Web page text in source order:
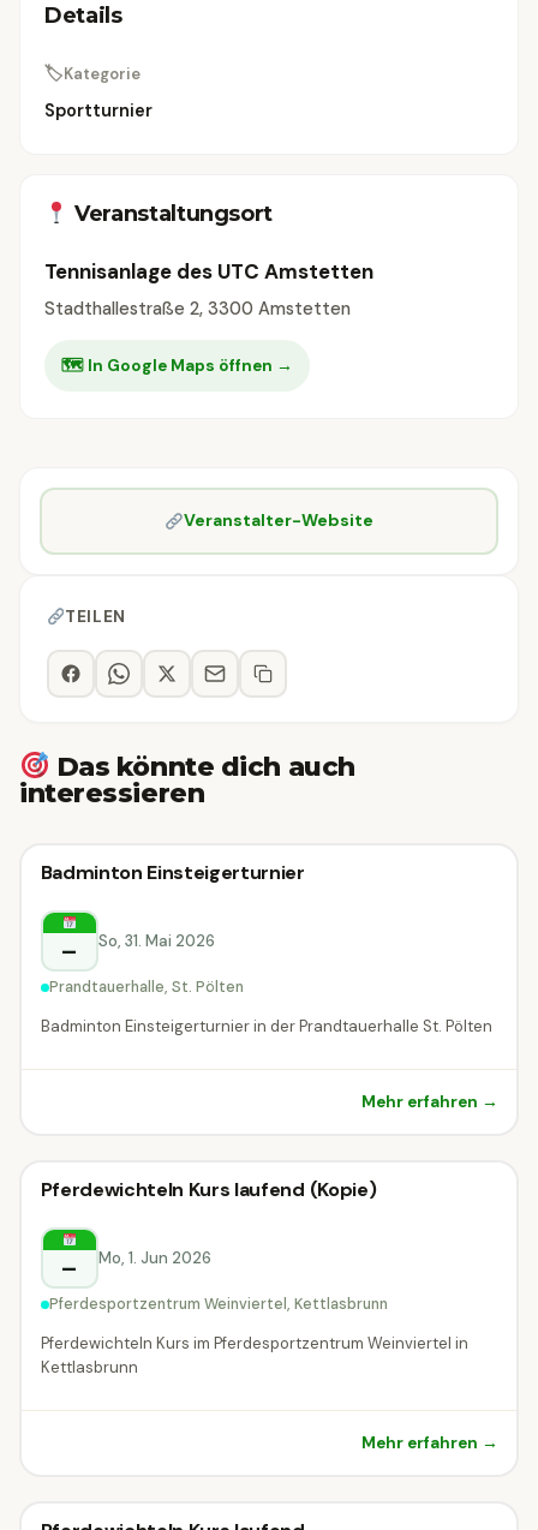
Details
🏷Kategorie
Sportturnier
Veranstaltungsort
Tennisanlage des UTC Amstetten
Stadthallestraße 2, 3300 Amstetten
🗺 In Google Maps öffnen →
Veranstalter-Website
TEILEN
Das könnte dich auch
interessieren
Sportturnier
St. Pölten
Sportturnier
Badminton Einsteigerturnier
– So, 31. Mai 2026
Prandtauerhalle, St. Pölten
Badminton Einsteigerturnier in der Prandtauerhalle St. Pölten
Mehr erfahren →
Sportturnier
Kettlasbrunn
Sportturnier
Pferdewichteln Kurs laufend (Kopie)
– Mo, 1. Jun 2026
Pferdesportzentrum Weinviertel, Kettlasbrunn
Pferdewichteln Kurs im Pferdesportzentrum Weinviertel in
Kettlasbrunn
Mehr erfahren →